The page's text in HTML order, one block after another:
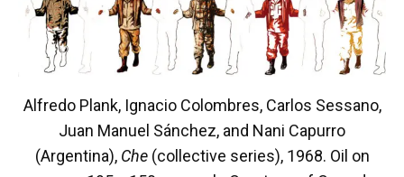
Alfredo Plank, Ignacio Colombres, Carlos Sessano,
Juan Manuel Sánchez, and Nani Capurro
(Argentina), Che(collective series), 1968. Oil on